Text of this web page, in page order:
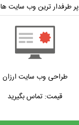
پر طرفدار ترین وب سایت ها
طراحی وب سایت ارزان
قیمت: تماس بگیرید